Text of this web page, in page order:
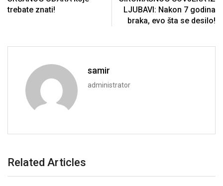
trebate znati!
LJUBAVI: Nakon 7 godina
braka, evo šta se desilo!
samir
administrator
Related Articles